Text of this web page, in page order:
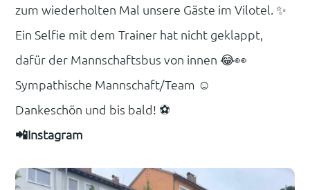
zum wiederholten Mal unsere Gäste im Vilotel. ✨️
Ein Selfie mit dem Trainer hat nicht geklappt,
dafür der Mannschaftsbus von innen 😂👀
Sympathische Mannschaft/Team ☺️
Dankeschön und bis bald! ⚽️
📲Instagram